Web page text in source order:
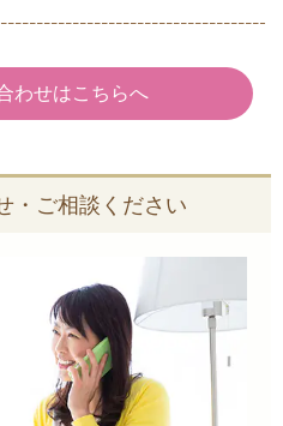
わせはこちらへ
・ご相談ください